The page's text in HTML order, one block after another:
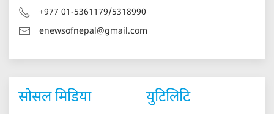
+977 01-5361179/5318990
enewsofnepal@gmail.com
सोसल मिडिया युटिलिटि